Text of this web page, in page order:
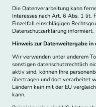
Die Datenverarbeitung kann
Interesses nach Art. 6 Abs. 1 lit.
Einzelfall einschlägigen
Datenschutzerklärung informiert.
Hinweis zur Datenweitergabe
Wir verwenden unter anderem
sonstigen datenschutzrechtlich
aktiv sind, können Ihre
übertragen und dort verarbeitet
Ländern kein mit der EU
kann.